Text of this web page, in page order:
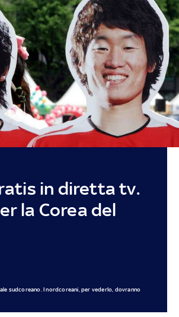
in diretta tv.
la Corea del
sudcoreano. I nordcoreani, per vederlo, dovranno